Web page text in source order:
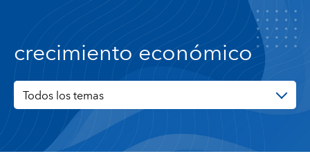
crecimiento económico
Todos los temas